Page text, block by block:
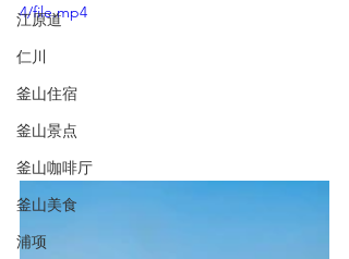
江原道
仁川
釜山住宿
釜山景点
釜山咖啡厅
釜山美食
浦项
4/file.mp4